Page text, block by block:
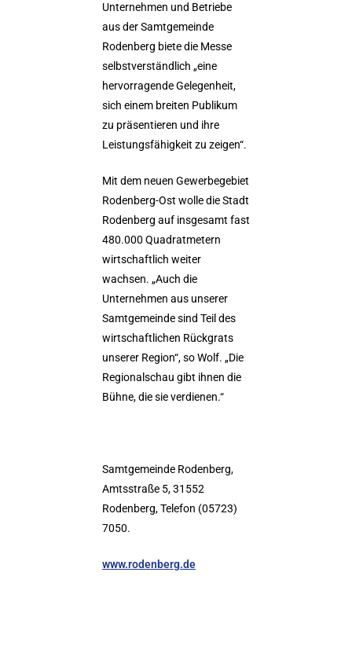
Unternehmen und Betriebe
aus der Samtgemeinde
Rodenberg biete die Messe
selbstverständlich „eine
hervorragende Gelegenheit,
sich einem breiten Publikum
zu präsentieren und ihre
Leistungsfähigkeit zu zeigen“.
Mit dem neuen Gewerbegebiet
Rodenberg-Ost wolle die Stadt
Rodenberg auf insgesamt fast
480.000 Quadratmetern
wirtschaftlich weiter
wachsen. „Auch die
Unternehmen aus unserer
Samtgemeinde sind Teil des
wirtschaftlichen Rückgrats
unserer Region“, so Wolf. „Die
Regionalschau gibt ihnen die
Bühne, die sie verdienen.“
Samtgemeinde Rodenberg,
Amtsstraße 5, 31552
Rodenberg, Telefon (05723)
7050.
www.rodenberg.de